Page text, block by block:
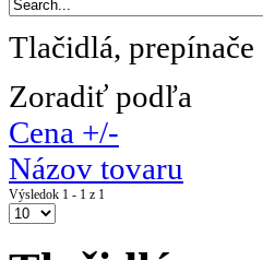
Tlačidlá, prepínače
Zoradiť podľa
Cena +/-
Názov tovaru
Výsledok 1 - 1 z 1